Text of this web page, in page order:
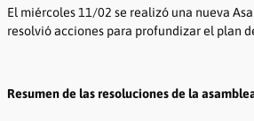
El miércoles 11/02 se realizó una nueva
resolvió acciones para profundizar el plan
Resumen de las resoluciones de la